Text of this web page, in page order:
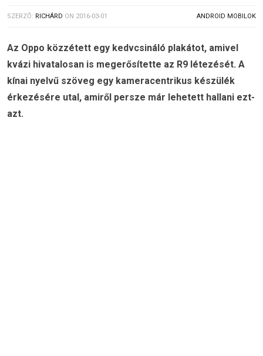
SZERZŐ: RICHÁRD ON 2016-03-01 ANDROID MOBILOK
Az Oppo közzétett egy kedvcsináló plakátot, amivel
kvázi hivatalosan is megerősítette az R9 létezését. A
kínai nyelvű szöveg egy kameracentrikus készülék
érkezésére utal, amiről persze már lehetett hallani ezt-
azt.